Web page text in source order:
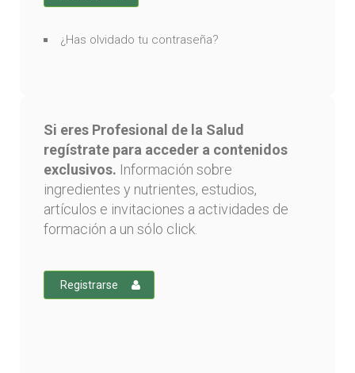
¿Has olvidado tu contraseña?
Si eres Profesional de la Salud
regístrate para acceder a contenidos
exclusivos. Información sobre
ingredientes y nutrientes, estudios,
artículos e invitaciones a actividades de
formación a un sólo click.
Registrarse